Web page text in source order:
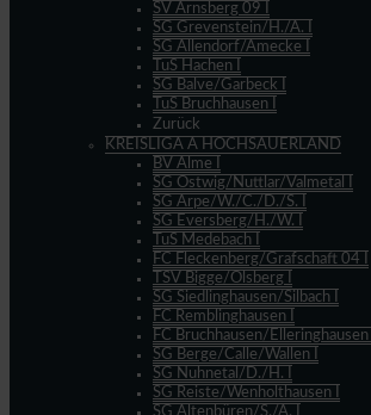
SV Arnsberg 09 I
SG Grevenstein/H./A. I
SG Allendorf/Amecke I
TuS Hachen I
SG Balve/Garbeck I
TuS Bruchhausen I
Zurück
KREISLIGA A HOCHSAUERLAND
BV Alme I
SG Ostwig/Nuttlar/Valmetal I
SG Arpe/W./C./D./S. I
SG Eversberg/H./W. I
TuS Medebach I
FC Fleckenberg/Grafschaft 04 I
TSV Bigge/Olsberg I
SG Siedlinghausen/Silbach I
FC Remblinghausen I
FC Bruchhausen/Elleringhausen I
SG Berge/Calle/Wallen I
SG Nuhnetal/D./H. I
SG Reiste/Wenholthausen I